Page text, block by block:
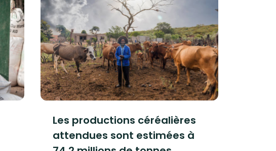
Les productions céréalières
attendues sont estimées à